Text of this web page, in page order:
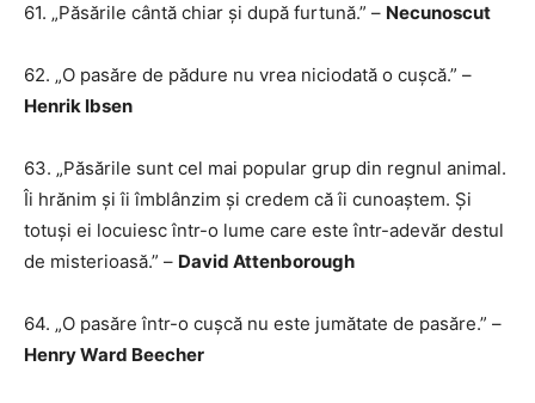
61. „Păsările cântă chiar și după furtună.” – Necunoscut
62. „O pasăre de pădure nu vrea niciodată o cușcă.” –
Henrik Ibsen
63. „Păsările sunt cel mai popular grup din regnul animal.
Îi hrănim și îi îmblânzim și credem că îi cunoaștem. Și
totuși ei locuiesc într-o lume care este într-adevăr destul
de misterioasă.” – David Attenborough
64. „O pasăre într-o cușcă nu este jumătate de pasăre.” –
Henry Ward Beecher